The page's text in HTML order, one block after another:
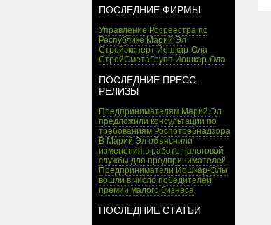
ПОСЛЕДНИЕ ФИРМЫ
Управление Росреестра по
Республике Марий Эл
Стройэксперт Йошкар-Ола
СтройСметаГрупп Йошкар-Ола
ПОСЛЕДНИЕ ПРЕСС-
РЕЛИЗЫ
Предпринимателям Марий Эл
предложили консультации по
требованиям Роспотребнадзора
В Марий Эл объяснили
изменения в работе налоговой
службы для предпринимателей
Предприниматели Йошкар-Олы
вошли в число победителей
премии малого бизнеса
ПОСЛЕДНИЕ СТАТЬИ